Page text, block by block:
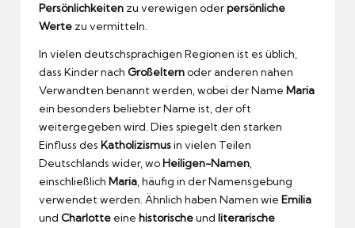
Persönlichkeiten zu verewigen oderpersönliche
Werte zu vermitteln.
In vielen deutschsprachigen Regionen ist es üblich,
dass Kinder nach Großelternoder anderen nahen
Verwandten benannt werden, wobei der Name Maria
ein besonders beliebter Name ist, der oft
weitergegeben wird. Dies spiegelt den starken
Einfluss des Katholizismusin vielen Teilen
Deutschlands wider, woHeiligen-Namen
einschließlich Maria , häufig in der Namensgebung
verwendet werden. Ähnlich haben Namen wie Emilia
und Charlotte eine historischeund literarische